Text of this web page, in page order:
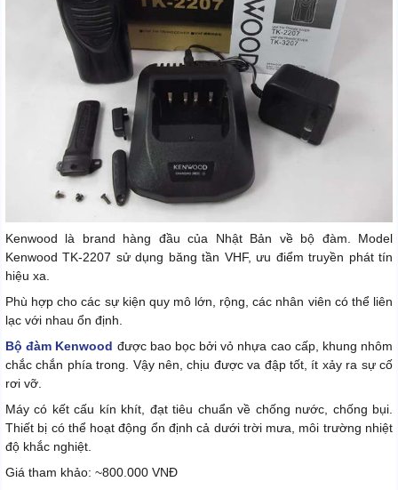
Kenwood là brand hàng đầu của Nhật Bản về bộ đàm. Model
Kenwood TK-2207 sử dụng băng tần VHF, ưu điểm truyền phát tín
hiệu xa.
Phù hợp cho các sự kiện quy mô lớn, rộng, các nhân viên có thể liên
lạc với nhau ổn định.
Bộ đàm Kenwood được bao bọc bởi vỏ nhựa cao cấp, khung nhôm
chắc chắn phía trong. Vậy nên, chịu được va đập tốt, ít xảy ra sự cố
rơi vỡ.
Máy có kết cấu kín khít, đạt tiêu chuẩn về chống nước, chống bụi.
Thiết bị có thể hoạt động ổn định cả dưới trời mưa, môi trường nhiệt
độ khắc nghiệt.
Giá tham khảo: ~800.000 VNĐ